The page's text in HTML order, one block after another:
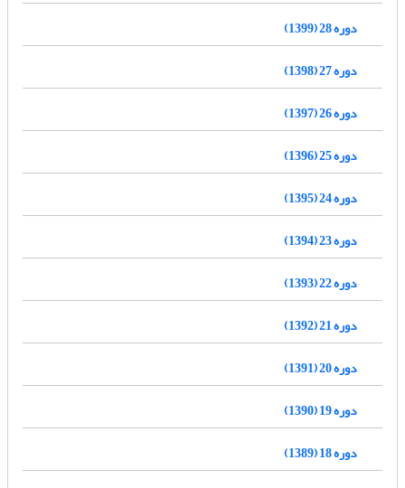
دوره 28 (1399)
دوره 27 (1398)
دوره 26 (1397)
دوره 25 (1396)
دوره 24 (1395)
دوره 23 (1394)
دوره 22 (1393)
دوره 21 (1392)
دوره 20 (1391)
دوره 19 (1390)
دوره 18 (1389)